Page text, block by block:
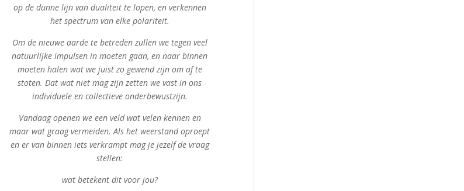
op de dunne lijn van dualiteit te lopen, en verkennen
het spectrum van elke polariteit.
Om de nieuwe aarde te betreden zullen we tegen veel
natuurlijke impulsen in moeten gaan, en naar binnen
moeten halen wat we juist zo gewend zijn om af te
stoten. Dat wat niet mag zijn zetten we vast in ons
individuele en collectieve onderbewustzijn.
Vandaag openen we een veld wat velen kennen en
maar wat graag vermeiden. Als het weerstand oproept
en er van binnen iets verkrampt mag je jezelf de vraag
stellen:
wat betekent dit voor jou?